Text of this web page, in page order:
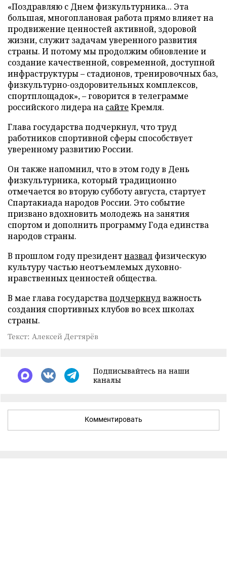
«Поздравляю с Днем физкультурника... Эта
большая, многоплановая работа прямо влияет на
продвижение ценностей активной, здоровой
жизни, служит задачам уверенного развития
страны. И потому мы продолжим обновление и
создание качественной, современной, доступной
инфраструктуры – стадионов, тренировочных баз,
физкультурно-оздоровительных комплексов,
спортплощадок», – говорится в телеграмме
российского лидера на сайте Кремля.
Глава государства подчеркнул, что труд
работников спортивной сферы способствует
уверенному развитию России.
Он также напомнил, что в этом году в День
физкультурника, который традиционно
отмечается во вторую субботу августа, стартует
Спартакиада народов России. Это событие
призвано вдохновить молодежь на занятия
спортом и дополнить программу Года единства
народов страны.
В прошлом году президентназвал физическую
культуру частью неотъемлемых духовно-
нравственных ценностей общества.
В мае глава государстваподчеркнулважность
создания спортивных клубов во всех школах
страны.
Текст: Алексей Дегтярёв
Подписывайтесь на наши
каналы
Комментировать